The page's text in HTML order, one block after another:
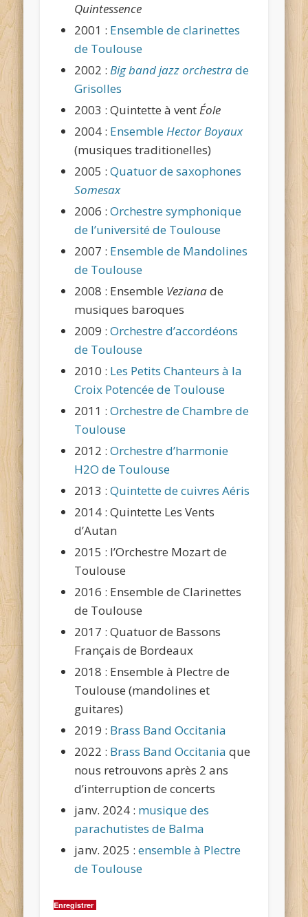
Quintessence
2001 : Ensemble de clarinettes
de Toulouse
2002 :Big band jazz orchestrade
Grisolles
2003 : Quintette à ventÉole
2004 : EnsembleHector Boyaux
(musiques traditionelles)
2005 :Quatuor de saxophones
Somesax
2006 :Orchestre symphonique
de l’université de Toulouse
2007 : Ensemble de Mandolines
de Toulouse
2008 : Ensemble Vezianade
musiques baroques
2009 :Orchestre d’accordéons
de Toulouse
2010 : Les Petits Chanteurs à la
Croix Potencée de Toulouse
2011 :Orchestre de Chambre de
Toulouse
2012 :Orchestre d’harmonie
H2O de Toulouse
2013 :Quintette de cuivres Aéris
2014 : Quintette Les Vents
d’Autan
2015 : l’Orchestre Mozart de
Toulouse
2016 : Ensemble de Clarinettes
de Toulouse
2017 : Quatuor de Bassons
Français de Bordeaux
2018 : Ensemble à Plectre de
Toulouse (mandolines et
guitares)
2019 : Brass Band Occitania
2022 : Brass Band Occitania que
nous retrouvons après 2 ans
d’interruption de concerts
janv. 2024 : musique des
parachutistes de Balma
janv. 2025 :ensemble à Plectre
de Toulouse
Enregistrer